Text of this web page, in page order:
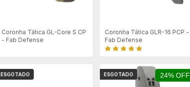
Coronha Tática GL-Core S CP
- Fab Defense
Coronha Tática GLR-16 PCP -
Fab Defense
ESGOTADO 24% OFF
ESGOTADO